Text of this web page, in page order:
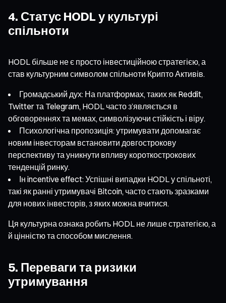
4. Статус HODL у культурі
спільноти
HODL більше не є просто інвестиційною стратегією, а
став культурним символом спільноти Крипто Активів.
Громадський дух: На платформах, таких як Reddit,
Twitter та Telegram, HODL часто з’являється в
обговореннях та мемах, символізуючи стійкість і віру.
Психологічна пропозиція: утримувати допомагає
новим інвесторам встановити довгострокову
перспективу та уникнути впливу короткострокових
тенденцій ринку.
Ін incentive effect: Успішні випадки HODL у спільноті,
такі як ранні утримувачі Bitcoin, часто стають зразками
для нових інвесторів, з яких можна вчитися.
Ця культурна ознака робить HODL не лише стратегією, а
й цінністю та способом мислення.
5. Переваги та ризики
утримування